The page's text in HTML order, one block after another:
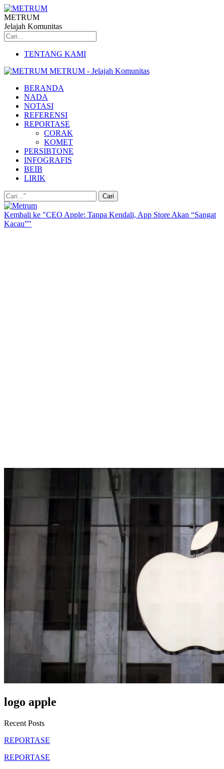
METRUM
Jelajah Komunitas
TENTANG KAMI
METRUM - Jelajah Komunitas
BERANDA
NADA
NOTASI
REFERENSI
REPORTASE
CORAK
KOMET
PERSIBTONE
INFOGRAFIS
BEIB
LIRIK
Kembali ke "CEO Apple: Tanpa Kendali, App Store Akan “Sangat
Kacau”"
logo apple
Recent Posts
REPORTASE
REPORTASE